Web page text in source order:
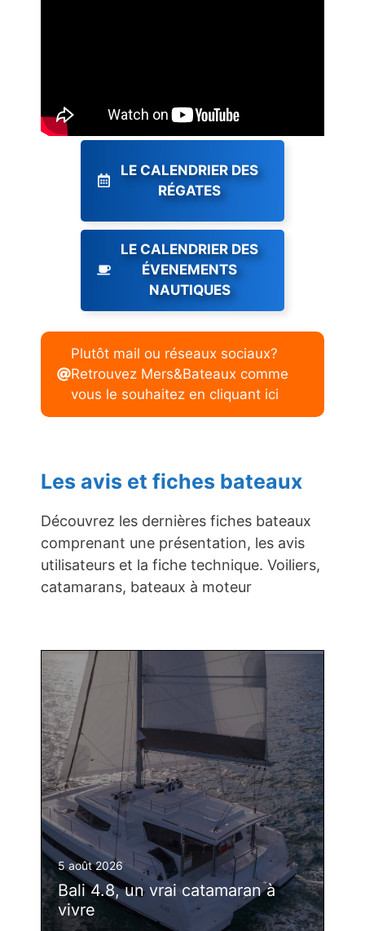
LE CALENDRIER DES
RÉGATES
LE CALENDRIER DES
ÉVENEMENTS
NAUTIQUES
Plutôt mail ou réseaux sociaux?
Retrouvez Mers&Bateaux comme
vous le souhaitez en cliquant ici
Les avis et fiches bateaux
Découvrez les dernières fiches bateaux
comprenant une présentation, les avis
utilisateurs et la fiche technique. Voiliers,
catamarans, bateaux à moteur
5 août 2026
Bali 4.8, un vrai catamaran à
vivre